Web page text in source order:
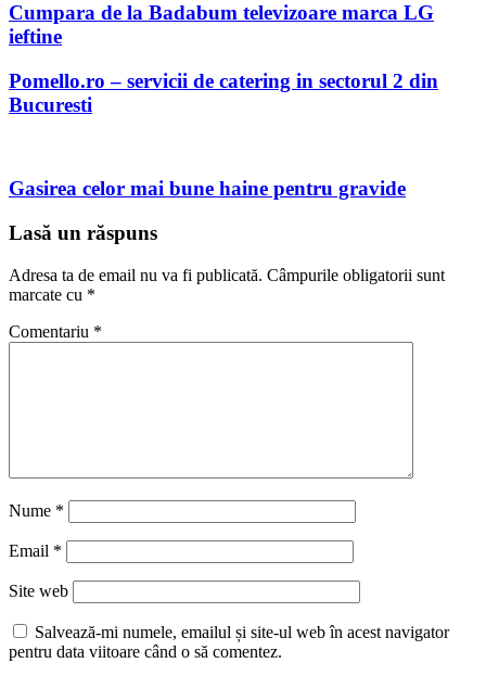
Cumpara de la Badabum televizoare marca LG
ieftine
Pomello.ro – servicii de catering in sectorul 2 din
Bucuresti
Gasirea celor mai bune haine pentru gravide
Lasă un răspuns
Adresa ta de email nu va fi publicată. Câmpurile obligatorii sunt
marcate cu *
Comentariu *
Nume *
Email *
Site web
Salvează-mi numele, emailul și site-ul web în acest navigator
pentru data viitoare când o să comentez.